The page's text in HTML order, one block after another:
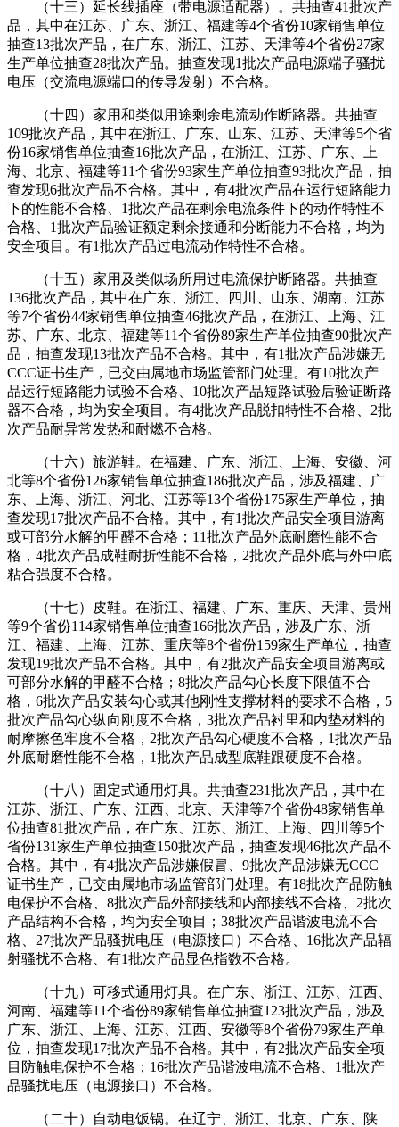
（十三）延长线插座（带电源适配器）。共抽查41批次产
品，其中在江苏、广东、浙江、福建等4个省份10家销售单位
抽查13批次产品，在广东、浙江、江苏、天津等4个省份27家
生产单位抽查28批次产品。抽查发现1批次产品电源端子骚扰
电压（交流电源端口的传导发射）不合格。
（十四）家用和类似用途剩余电流动作断路器。共抽查
109批次产品，其中在浙江、广东、山东、江苏、天津等5个省
份16家销售单位抽查16批次产品，在浙江、江苏、广东、上
海、北京、福建等11个省份93家生产单位抽查93批次产品，抽
查发现6批次产品不合格。其中，有4批次产品在运行短路能力
下的性能不合格、1批次产品在剩余电流条件下的动作特性不
合格、1批次产品验证额定剩余接通和分断能力不合格，均为
安全项目。有1批次产品过电流动作特性不合格。
（十五）家用及类似场所用过电流保护断路器。共抽查
136批次产品，其中在广东、浙江、四川、山东、湖南、江苏
等7个省份44家销售单位抽查46批次产品，在浙江、上海、江
苏、广东、北京、福建等11个省份89家生产单位抽查90批次产
品，抽查发现13批次产品不合格。其中，有1批次产品涉嫌无
CCC证书生产，已交由属地市场监管部门处理。有10批次产
品运行短路能力试验不合格、10批次产品短路试验后验证断路
器不合格，均为安全项目。有4批次产品脱扣特性不合格、2批
次产品耐异常发热和耐燃不合格。
（十六）旅游鞋。在福建、广东、浙江、上海、安徽、河
北等8个省份126家销售单位抽查186批次产品，涉及福建、广
东、上海、浙江、河北、江苏等13个省份175家生产单位，抽
查发现17批次产品不合格。其中，有1批次产品安全项目游离
或可部分水解的甲醛不合格；11批次产品外底耐磨性能不合
格，4批次产品成鞋耐折性能不合格，2批次产品外底与外中底
粘合强度不合格。
（十七）皮鞋。在浙江、福建、广东、重庆、天津、贵州
等9个省份114家销售单位抽查166批次产品，涉及广东、浙
江、福建、上海、江苏、重庆等8个省份159家生产单位，抽查
发现19批次产品不合格。其中，有2批次产品安全项目游离或
可部分水解的甲醛不合格；8批次产品勾心长度下限值不合
格，6批次产品安装勾心或其他刚性支撑材料的要求不合格，5
批次产品勾心纵向刚度不合格，3批次产品衬里和内垫材料的
耐摩擦色牢度不合格，2批次产品勾心硬度不合格，1批次产品
外底耐磨性能不合格，1批次产品成型底鞋跟硬度不合格。
（十八）固定式通用灯具。共抽查231批次产品，其中在
江苏、浙江、广东、江西、北京、天津等7个省份48家销售单
位抽查81批次产品，在广东、江苏、浙江、上海、四川等5个
省份131家生产单位抽查150批次产品，抽查发现46批次产品不
合格。其中，有4批次产品涉嫌假冒、9批次产品涉嫌无CCC
证书生产，已交由属地市场监管部门处理。有18批次产品防触
电保护不合格、8批次产品外部接线和内部接线不合格、2批次
产品结构不合格，均为安全项目；38批次产品谐波电流不合
格、27批次产品骚扰电压（电源接口）不合格、16批次产品辐
射骚扰不合格、有1批次产品显色指数不合格。
（十九）可移式通用灯具。在广东、浙江、江苏、江西、
河南、福建等11个省份89家销售单位抽查123批次产品，涉及
广东、浙江、上海、江苏、江西、安徽等8个省份79家生产单
位，抽查发现17批次产品不合格。其中，有2批次产品安全项
目防触电保护不合格；16批次产品谐波电流不合格、1批次产
品骚扰电压（电源接口）不合格。
（二十）自动电饭锅。在辽宁、浙江、北京、广东、陕